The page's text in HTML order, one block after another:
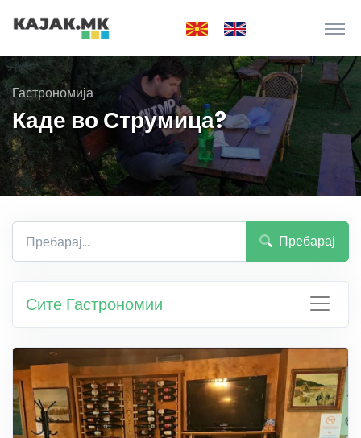
Гастрономија
Каде во Струмица?
Пребарај
Сите Гастрономии